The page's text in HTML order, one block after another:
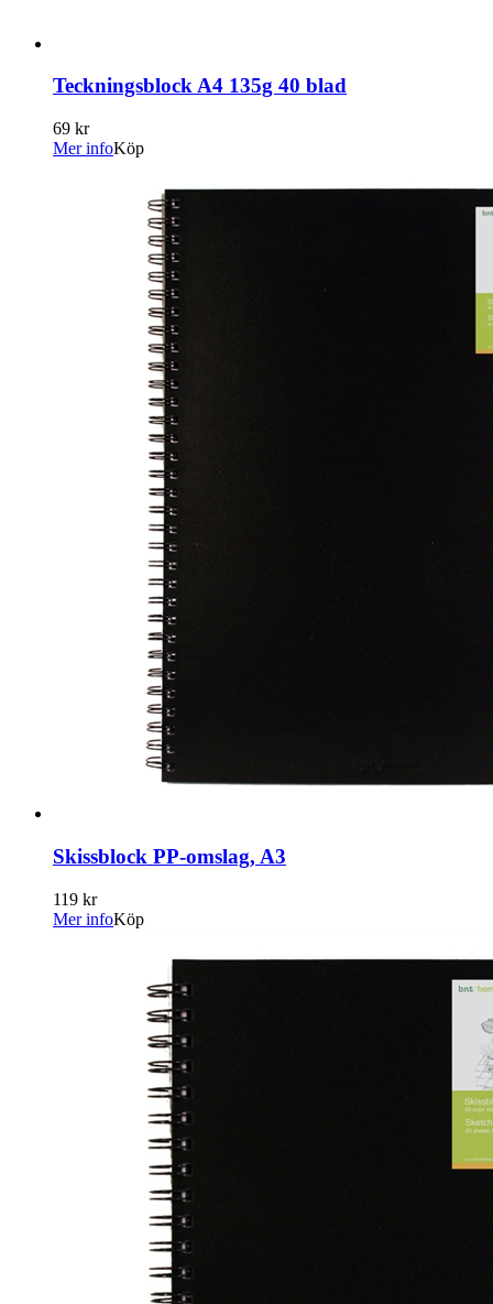
Teckningsblock A4 135g 40 blad
69 kr
Mer infoKöp
Skissblock PP-omslag, A3
119 kr
Mer infoKöp